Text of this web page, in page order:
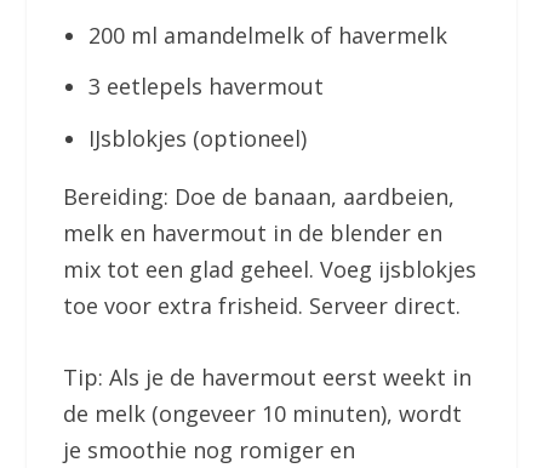
200 ml amandelmelk of havermelk
3 eetlepels havermout
IJsblokjes (optioneel)
Bereiding: Doe de banaan, aardbeien,
melk en havermout in de blender en
mix tot een glad geheel. Voeg ijsblokjes
toe voor extra frisheid. Serveer direct.
Tip: Als je de havermout eerst weekt in
de melk (ongeveer 10 minuten), wordt
je smoothie nog romiger en